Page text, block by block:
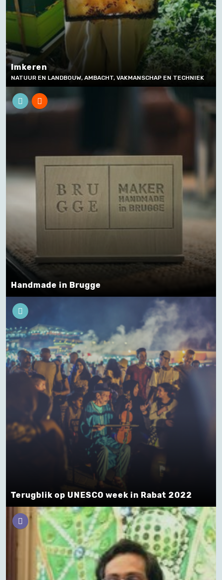
Imkeren
NATUUR EN LANDBOUW, AMBACHT, VAKMANSCHAP EN TECHNIEK
Handmade in Brugge
Terugblik op UNESCO week in Rabat 2022